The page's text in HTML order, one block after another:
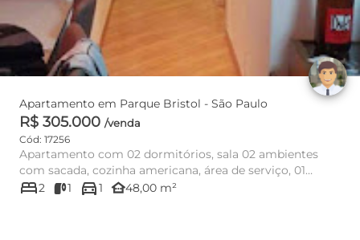
Apartamento em Parque Bristol - São Paulo
R$ 305.000 /venda
Cód: 17256
Apartamento com 02 dormitórios, sala 02 ambientes
com sacada, cozinha americana, área de serviço, 01
banheiro, 01 vaga...
bed2 1 directions_car1 other_houses48,00 m²